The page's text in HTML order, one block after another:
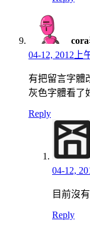
cora
04-12, 2012上
有把留言字體
灰色字體看了
Reply
04-12,
目前沒
Reply